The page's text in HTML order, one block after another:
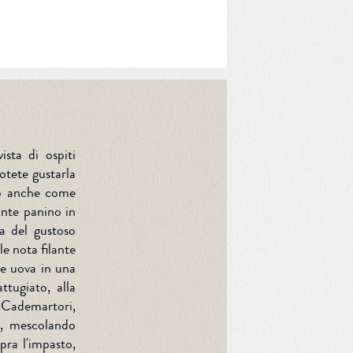
di ospiti
gustarla
anche come
panino in
del gustoso
nota filante
uova in una
alla
l'impasto,